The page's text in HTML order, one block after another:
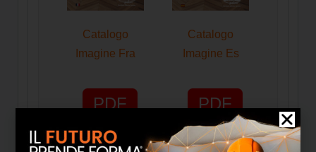
Catalogo
Imagine Fra
Catalogo
Imagine Es
PDF PDF